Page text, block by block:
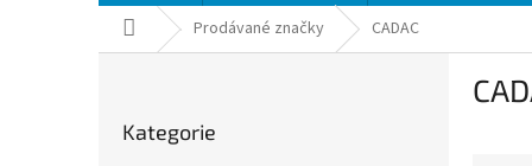
Domů Prodávané značky CADAC
kategorie
Kategorie